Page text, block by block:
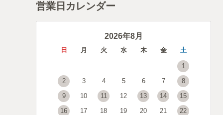
営業日カレンダー
2026年8月
日 月 火 水 木 金 土
1
2
3 4 5 6 7
8
9
10 11 12 13 14
15
16
17 18 19 20 21
22